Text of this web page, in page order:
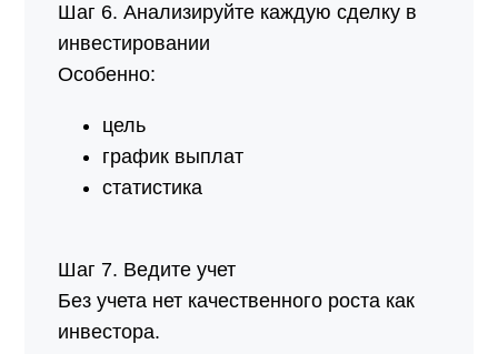
Шаг 6. Анализируйте каждую сделку в
инвестировании
Особенно:
цель
график выплат
статистика
Шаг 7. Ведите учет
Без учета нет качественного роста как
инвестора.